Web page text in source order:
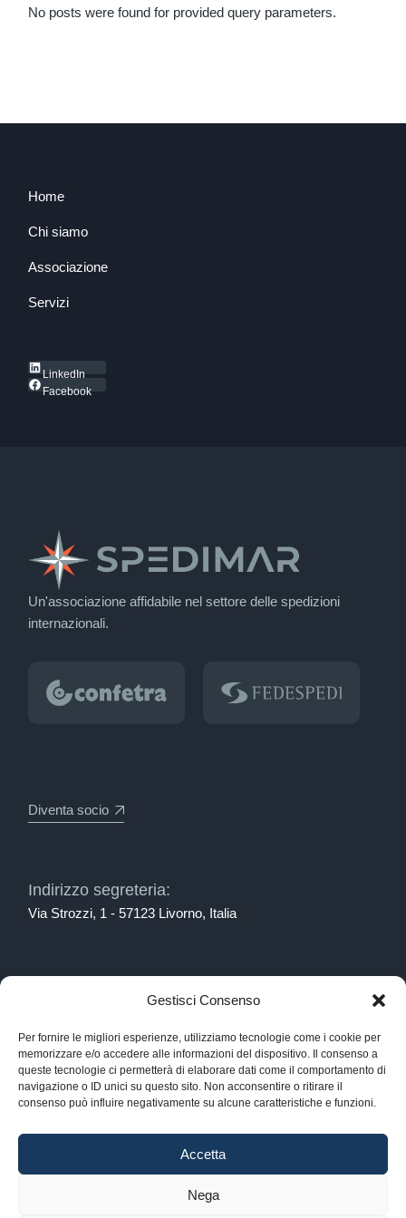
Gestisci Consenso
Per fornire le migliori esperienze, utilizziamo tecnologie come i cookie per
memorizzare e/o accedere alle informazioni del dispositivo. Il consenso a
queste tecnologie ci permetterà di elaborare dati come il comportamento di
navigazione o ID unici su questo sito. Non acconsentire o ritirare il
consenso può influire negativamente su alcune caratteristiche e funzioni.
Accetta
Nega
No posts were found for provided query parameters.
Home
Chi siamo
Associazione
Servizi
LinkedIn
Facebook
Un'associazione affidabile nel settore delle spedizioni
internazionali.
Diventa socio
Indirizzo segreteria:
Via Strozzi, 1 - 57123 Livorno, Italia
Chiamaci: